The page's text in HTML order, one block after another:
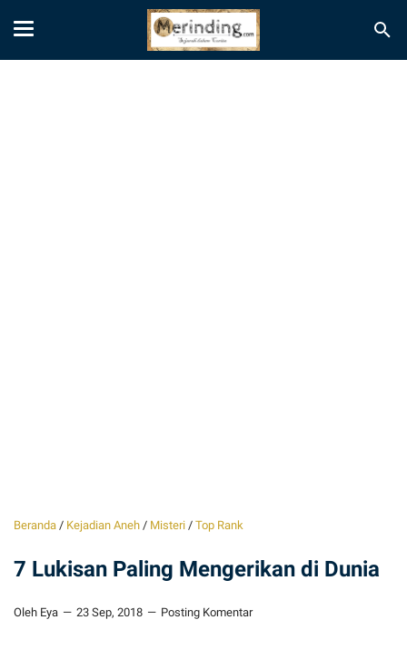
Beranda / Kejadian Aneh / Misteri / Top Rank
7 Lukisan Paling Mengerikan di Dunia
Oleh Eya 23 Sep, 2018 Posting Komentar